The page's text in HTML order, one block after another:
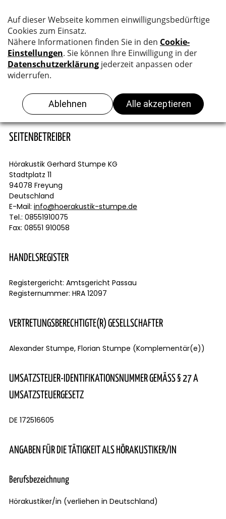
IMPRESSUM
SEITENBETREIBER
Hörakustik Gerhard Stumpe KG
Stadtplatz 11
94078 Freyung
Deutschland
E-Mail: info@hoerakustik-stumpe.de
Tel.: 08551910075
Fax: 08551 910058
HANDELSREGISTER
Registergericht: Amtsgericht Passau
Registernummer: HRA 12097
VERTRETUNGSBERECHTIGTE(R) GESELLSCHAFTER
Alexander Stumpe, Florian Stumpe (Komplementär(e))
UMSATZSTEUER-IDENTIFIKATIONSNUMMER GEMÄSS § 27 A U
MSATZSTEUERGESETZ
DE 172516605
ANGABEN FÜR DIE TÄTIGKEIT ALS HÖRAKUSTIKER/IN
Berufsbezeichnung
Hörakustiker/in (verliehen in Deutschland)